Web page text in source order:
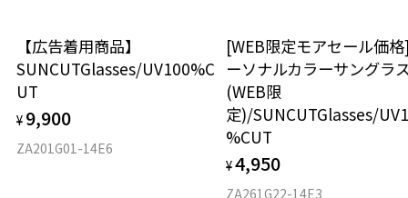
【広告着用商品】
SUNCUTGlasses/UV100%C
UT
¥ 9,900
ZA201G01-14E6
[WEB限定モアセール価
ーソナルカラーサングラ
(WEB限
定)/SUNCUTGlasses/
%CUT
¥4,950
ZA261G22-14E3